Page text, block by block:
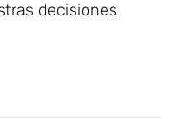
decisiones